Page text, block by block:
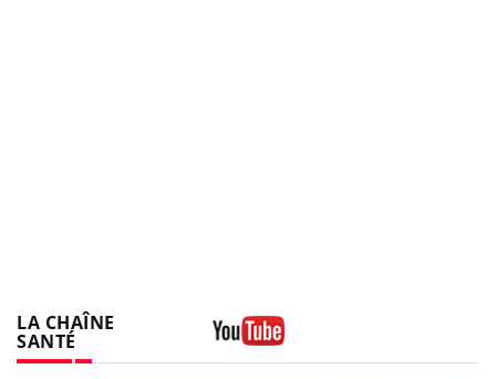
LA CHAÎNE
SANTÉ
Youtube